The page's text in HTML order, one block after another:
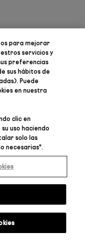
paramejorar
servicios y
preferencias
sus hábitos de
Puede
en nuestra
clic en
uso haciendo
solo las
necesarias".